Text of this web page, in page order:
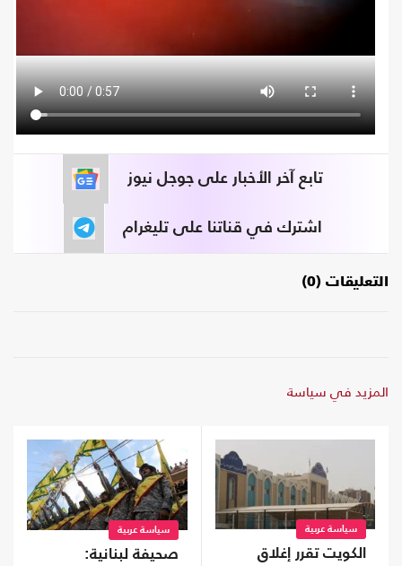
تابع آخر الأخبار على جوجل نيوز
اشترك في قناتنا على تليغرام
التعليقات (0)
المزيد في سياسة
سياسة عربية
الكويت تقرر إغلاق
سياسة عربية
صحيفة لبنانية: